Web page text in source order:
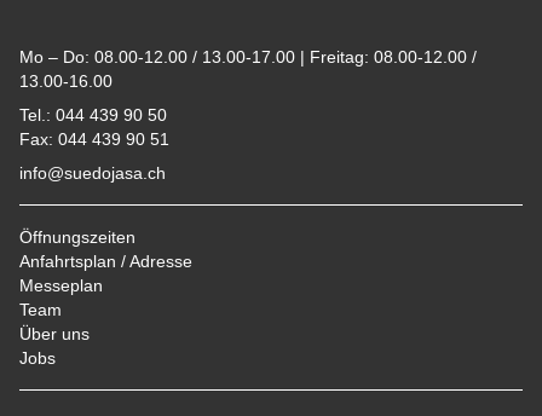
Mo – Do: 08.00-12.00 / 13.00-17.00 | Freitag: 08.00-12.00 /
13.00-16.00
Tel.: 044 439 90 50
Fax: 044 439 90 51
info@suedojasa.ch
Öffnungszeiten
Anfahrtsplan / Adresse
Messeplan
Team
Über uns
Jobs